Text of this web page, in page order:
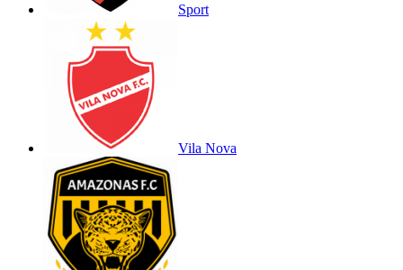
Sport
Vila Nova